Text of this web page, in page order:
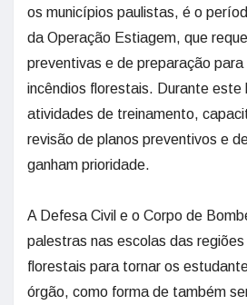
os municípios paulistas, é o
da Operação Estiagem, que
preventivas e de preparação para
incêndios florestais. Durante este
atividades de treinamento,
revisão de planos preventivos e
ganham prioridade.
A Defesa Civil e o Corpo de
palestras nas escolas das
florestais para tornar os
órgão, como forma de também